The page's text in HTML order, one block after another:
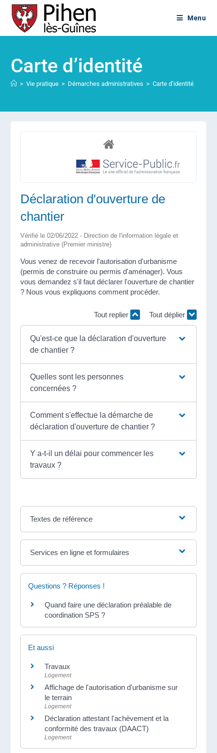
Menu
Carte d’identité
> Vie pratique > Démarches administratives > Carte d’identité
Déclaration d'ouverture de
chantier
Vérifié le 02/06/2022 - Direction de l'information légale et
administrative (Premier ministre)
Vous venez de recevoir l'autorisation d'urbanisme
(permis de construire ou permis d'aménager). Vous
vous demandez s'il faut déclarer l'ouverture de chantier
? Nous vous expliquons comment procéder.
Tout replier Tout déplier
Qu'est-ce que la déclaration d'ouverture
de chantier ?
Quelles sont les personnes
concernées ?
Comment s'effectue la démarche de
déclaration d'ouverture de chantier ?
Y a-t-il un délai pour commencer les
travaux ?
Textes de référence
Services en ligne et formulaires
Questions ? Réponses !
Quand faire une déclaration préalable de
coordination SPS ?
Et aussi
Travaux
Logement
Affichage de l'autorisation d'urbanisme sur
le terrain
Logement
Déclaration attestant l'achèvement et la
conformité des travaux (DAACT)
Logement